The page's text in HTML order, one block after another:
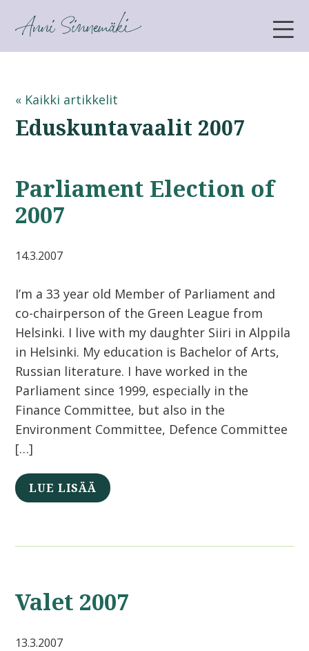
ANNI SINNEMÄKI
« Kaikki artikkelit
Eduskuntavaalit 2007
Parliament Election of
2007
14.3.2007
I’m a 33 year old Member of Parliament and
co-chairperson of the Green League from
Helsinki. I live with my daughter Siiri in Alppila
in Helsinki. My education is Bachelor of Arts,
Russian literature. I have worked in the
Parliament since 1999, especially in the
Finance Committee, but also in the
Environment Committee, Defence Committee
[…]
LUE LISÄÄ
Valet 2007
13.3.2007